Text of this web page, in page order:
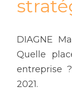
DIAGNE
Quelle
entreprise
2021.